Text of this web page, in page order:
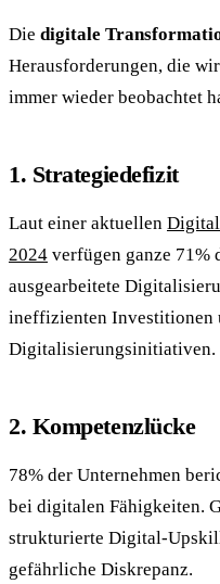
Die digitale
Herausforderungen, die
immer wieder beobachtet
1. Strategiedefizit
Laut einer aktuellen
2024 verfügen ganze 71%
ausgearbeitete
ineffizienten Investitionen
Digitalisierungsinitiativen.
2. Kompetenzlücke
78% der Unternehmen
bei digitalen Fähigkeiten.
strukturierte Digital-
gefährliche Diskrepanz.